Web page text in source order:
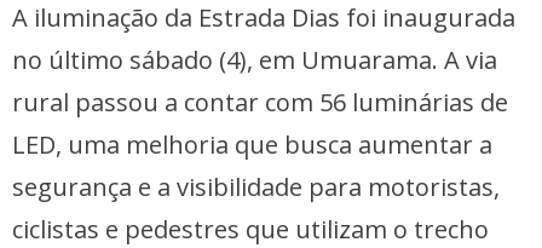
A iluminação da Estrada Dias foi inaugurada
no último sábado (4), em Umuarama. A via
rural passou a contar com 56 luminárias de
LED, uma melhoria que busca aumentar a
segurança e a visibilidade para motoristas,
ciclistas e pedestres que utilizam o trecho